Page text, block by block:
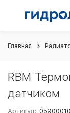
Главная
RBM
датчиком
Артикул: 05900010